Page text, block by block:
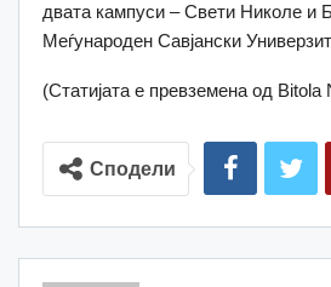
двата кампуси – Свети Николе и
Меѓународен Савјански
(Статијата е превземена од Bitola
Сподели